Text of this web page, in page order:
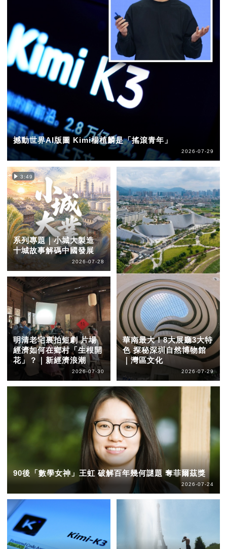
撼動世界AI版圖 Kimi楊植麟是「搖滾青年」
2026-07-29
3:49
系列專題｜小城大製造
十城故事解碼中國發展
2026-07-28
明清老宅裏拍短劇 片場
經濟如何在鄉村「生根開
花」？｜新經濟浪潮
2026-07-30
華南最大！8大展廳3大特
色 探秘深圳自然博物館
｜灣區文化
2026-07-29
90後「數學女神」王虹 破解百年幾何謎題 奪菲爾茲獎
2026-07-24